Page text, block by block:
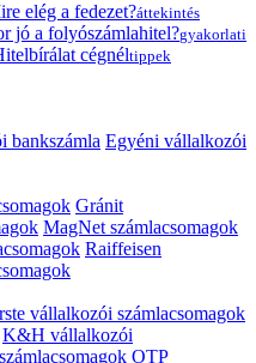
elég a fedezet?áttekintés
jó a folyószámlahitel?gyakorlati
cégnéltippek
bankszámla Egyéni vállalkozói
Gránit
MagNet számlacsomagok
Raiffeisen
vállalkozói számlacsomagok
K&H vállalkozói
OTP